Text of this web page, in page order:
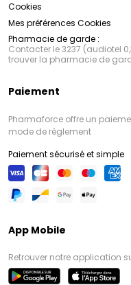
Cookies
Mes préférences Cookies
Pharmacie de garde :
Contacter le 3237 (audiotel
trouver la pharmacie de
Paiement
Pharmaforce offre un
mode de règlement
Paiement sécurisé et simple
App Mobile
Retrouver notre application